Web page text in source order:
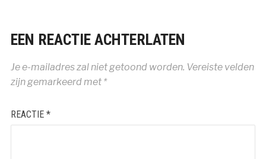
EEN REACTIE ACHTERLATEN
Je e-mailadres zal niet getoond worden. Vereiste velden
zijn gemarkeerd met *
REACTIE *